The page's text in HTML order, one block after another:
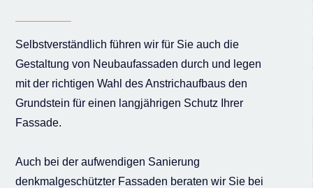
Selbstverständlich führen wir für Sie auch die
Gestaltung von Neubaufassaden durch und legen
mit der richtigen Wahl des Anstrichaufbaus den
Grundstein für einen langjährigen Schutz Ihrer
Fassade.
Auch bei der aufwendigen Sanierung
denkmalgeschützter Fassaden beraten wir Sie bei